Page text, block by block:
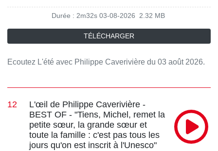
Durée : 2m32s 03-08-2026 2.32 MB
TÉLÉCHARGER
Ecoutez L'été avec Philippe Caverivière du 03 août 2026.
12
L'œil de Philippe Caverivière -
BEST OF - "Tiens, Michel, remet la
petite sœur, la grande sœur et
toute la famille : c'est pas tous les
jours qu'on est inscrit à l'Unesco"